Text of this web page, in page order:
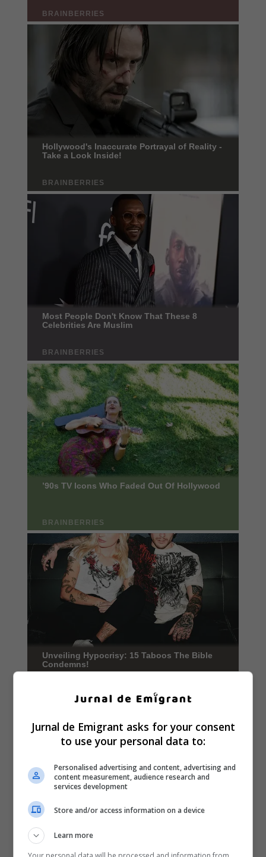
Jurnal de Emigrant asks for your consent
to use your personal data to:
Personalised advertising and content, advertising and
content measurement, audience research and
services development
Store and/or access information on a device
Learn more